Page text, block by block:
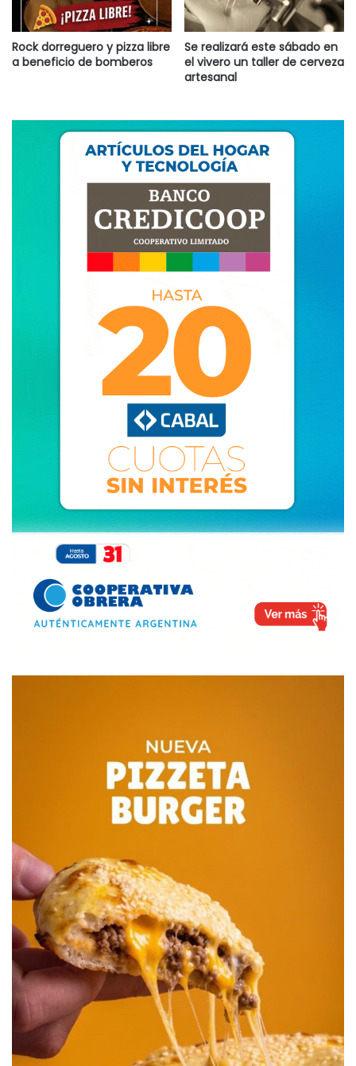
Rock dorreguero y pizza libre
a beneficio de bomberos
Se realizará este sábado en
el vivero un taller de cerveza
artesanal